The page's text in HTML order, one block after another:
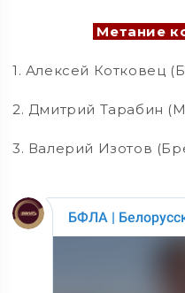
Метание
1. Алексей Котковец
2. Дмитрий Тарабин
3. Валерий Изотов